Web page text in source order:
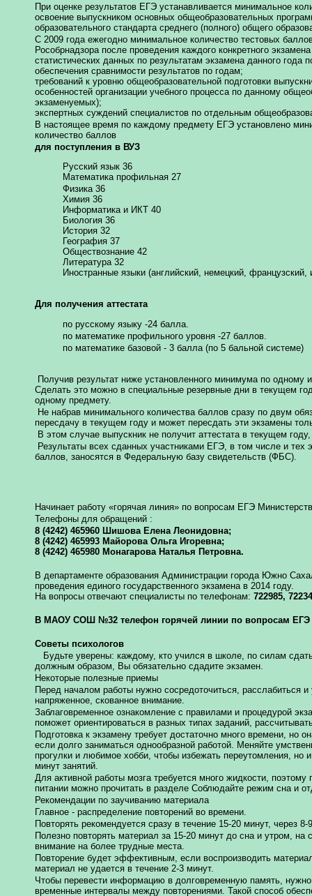
При оценке результатов ЕГЭ устанавливается минимальное
освоение выпускником основных общеобразовательных
образовательного стандарта среднего (полного) общего
С 2009 года ежегодно минимальное количество тестовых
Рособрнадзора после проведения каждого конкретного
статистических данных по результатам экзамена данного
обеспечения сравнимости результатов по годам;
требований к уровню общеобразовательной подготовки
особенностей организации учебного процесса по данному
экзаменуемых);
экспертных суждений специалистов по отдельным
В настоящее время по каждому предмету ЕГЭ установлено
количество баллов
для поступления в ВУЗ
Русский язык 36
Математика профильная 27
Физика 36
Химия 36
Информатика и ИКТ 40
Биология 36
История 32
География 37
Обществознание 42
Литература 32
Иностранные языки (английский, немецкий, французский,
Для получения аттестата
по русскому языку -24 балла.
по математике профильного уровня -27 баллов.
по математике базовой - 3 балла (по 5 бальной системе)
Получив результат ниже установленного минимума по одному
Сделать это можно в специальные резервные дни в текущем
одному предмету.
Не набрав минимального количества баллов сразу по двум
пересдачу в текущем году и может пересдать эти экзамены
В этом случае выпускник не получит аттестата в текущем
Результаты всех сданных участниками ЕГЭ, в том числе и тех
баллов, заносятся в Федеральную базу свидетельств (ФБС).
Начинает работу «горячая линия» по вопросам ЕГЭ
Телефоны для обращений :
8 (4242) 465960 Шишова Елена Леонидовна;
8 (4242) 465993 Майорова Ольга Игоревна;
8 (4242) 465980 Монагарова Наталья Петровна.
В департаменте образования Администрации города Южно
проведения единого государственного экзамена в 2014 году.
На вопросы отвечают специалисты по телефонам: 722985,
В МАОУ СОШ №32 телефон горячей линии по вопросам ЕГЭ
Советы психологов
Будьте уверены: каждому, кто учился в школе, по силам
должным образом, Вы обязательно сдадите экзамен.
Некоторые полезные приемы
Перед началом работы нужно сосредоточиться, расслабиться
напряженное, скованное внимание.
Заблаговременное ознакомление с правилами и процедурой
поможет ориентироваться в разных типах заданий,
Подготовка к экзамену требует достаточно много времени,
если долго заниматься однообразной работой. Меняйте
прогулки и любимое хобби, чтобы избежать переутомления,
минут занятий.
Для активной работы мозга требуется много жидкости,
питании можно прочитать в разделе Соблюдайте режим сна и
Рекомендации по заучиванию материала
Главное - распределение повторений во времени.
Повторять рекомендуется сразу в течение 15-20 минут, через
Полезно повторять материал за 15-20 минут до сна и утром,
внимание на более трудные места.
Повторение будет эффективным, если воспроизводить
материал не удается в течение 2-3 минут.
Чтобы перевести информацию в долговременную память,
временные интервалы между повторениями. Такой способ